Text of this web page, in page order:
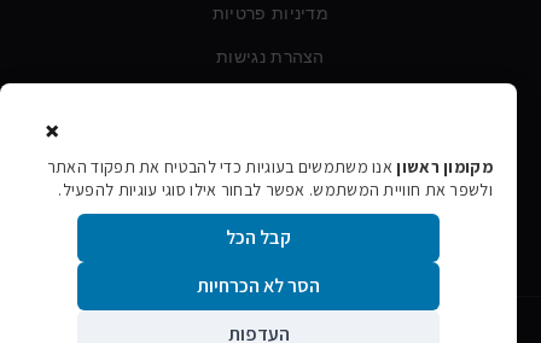
מדיניות פרטיות
הצהרת נגישות
טלפון: 054-760-6388
rishon106@gmail.com
מקומון ראשון · כל הזכויות שמורות
×
מקומון ראשוןאנו משתמשים בעוגיות כדי להבטיח את תפקוד האתר
ולשפר את חוויית המשתמש. אפשר לבחור אילו סוגי עוגיות להפעיל.
קבל הכל
הסר לא הכרחיות
העדפות